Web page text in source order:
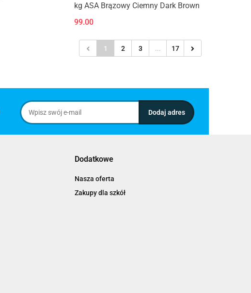
kg ASA Brązowy Ciemny Dark Brown
99.00
1 2 3 ... 17
Dodatkowe
Nasza oferta
Zakupy dla szkół